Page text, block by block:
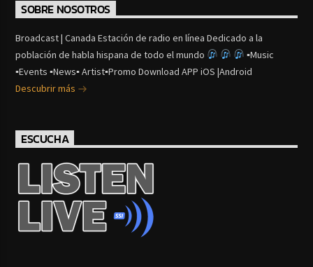
SOBRE NOSOTROS
Broadcast | Canada Estación de radio en línea Dedicado a la
población de habla hispana de todo el mundo
▪Music
▪Events ▪News▪ Artist▪Promo Download APP iOS |Android
Descubrir más
ESCUCHA